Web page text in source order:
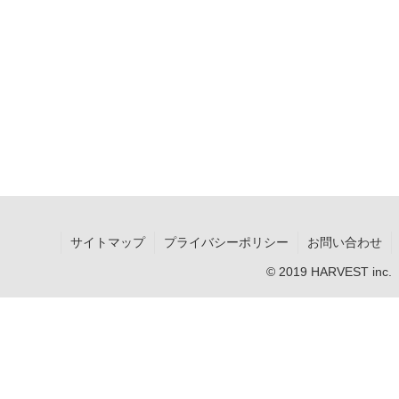
サイトマップ プライバシーポリシー お問い合わせ
© 2019 HARVEST inc.